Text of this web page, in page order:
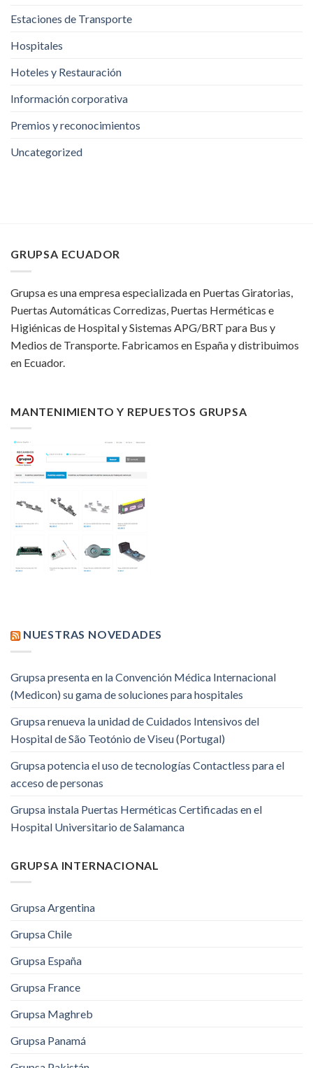
Estaciones de Transporte
Hospitales
Hoteles y Restauración
Información corporativa
Premios y reconocimientos
Uncategorized
GRUPSA ECUADOR
Grupsa es una empresa especializada en Puertas Giratorias,
Puertas Automáticas Corredizas, Puertas Herméticas e
Higiénicas de Hospital y Sistemas APG/BRT para Bus y
Medios de Transporte. Fabricamos en España y distribuimos
en Ecuador.
MANTENIMIENTO Y REPUESTOS GRUPSA
NUESTRAS NOVEDADES
Grupsa presenta en la Convención Médica Internacional
(Medicon) su gama de soluciones para hospitales
Grupsa renueva la unidad de Cuidados Intensivos del
Hospital de São Teotónio de Viseu (Portugal)
Grupsa potencia el uso de tecnologías Contactless para el
acceso de personas
Grupsa instala Puertas Herméticas Certificadas en el
Hospital Universitario de Salamanca
GRUPSA INTERNACIONAL
Grupsa Argentina
Grupsa Chile
Grupsa España
Grupsa France
Grupsa Maghreb
Grupsa Panamá